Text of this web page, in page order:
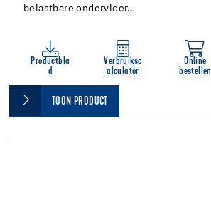
belastbare ondervloer…
Productbla
d
Verbruiksc
alculator
Online
bestellen
TOON PRODUCT